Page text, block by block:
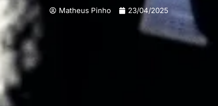
Matheus Pinho 23/04/2025